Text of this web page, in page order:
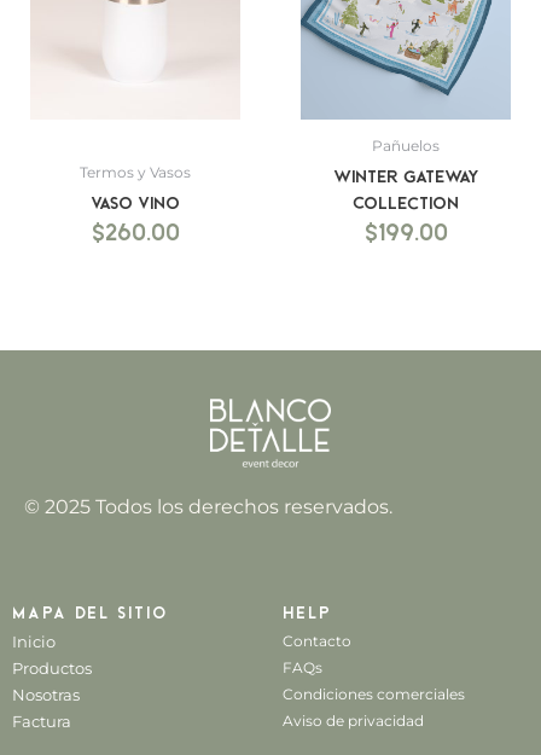
Termos y Vasos
Vaso Vino
$260.00
Pañuelos
Winter Gateway
Collection
$199.00
© 2025 Todos los derechos reservados.
Mapa del sitio
Inicio
Productos
Nosotras
Factura
Help
Contacto
FAQs
Condiciones comerciales
Aviso de privacidad